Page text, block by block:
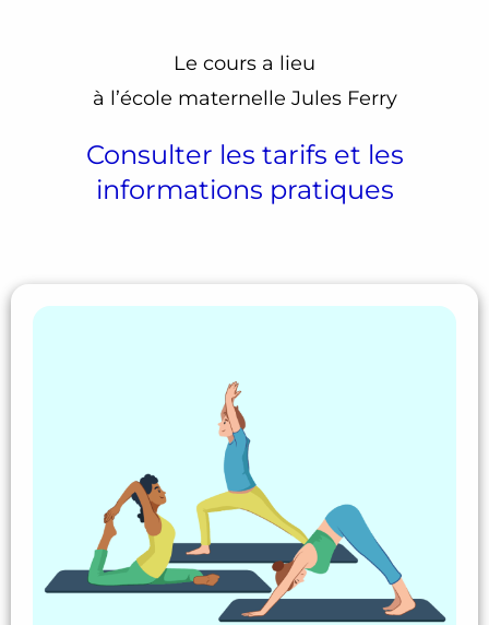
Le cours a lieu
à l’école maternelle Jules Ferry
Consulter les tarifs et les
informations pratiques